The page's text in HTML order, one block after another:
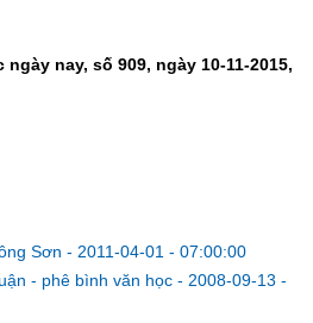
nay, số 909, ngày 10-11-2015,
Sơn - 2011-04-01 - 07:00:00
- phê bình văn học - 2008-09-13 -